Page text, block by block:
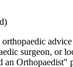
advice
surgeon, or
Orthopaedist"